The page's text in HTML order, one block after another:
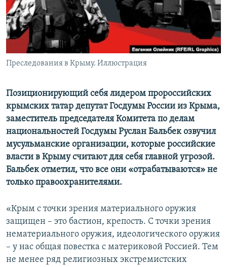
ПОБЕДИТЕЛЕЙ НЕ СУДЯТ?
КРЫМ.НЕПОКОРЕННЫЙ
ELIFBE
УКРАИНСКАЯ ПРОБЛЕМА КРЫМА
ПРИСОЕДИНЯЙТЕСЬ!
Преследования в Крыму. Иллюстрация
Позиционирующий себя лидером пророссийских
крымских татар депутат Госдумы России из Крыма,
заместитель председателя Комитета по делам
национальностей Госдумы Руслан Бальбек озвучил
мусульманские организации, которые российские
власти в Крыму считают для себя главной угрозой.
Бальбек отметил, что все они «отрабатываются» не
только правоохранителями.
«Крым с точки зрения материального оружия
защищен – это бастион, крепость. С точки зрения
нематериального оружия, идеологического оружия
– у нас общая повестка с материковой Россией. Тем
не менее ряд религиозных экстремистских